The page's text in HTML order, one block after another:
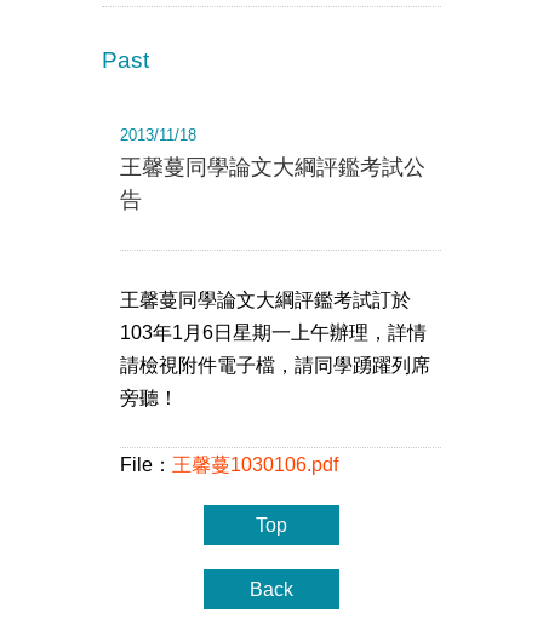
Past
2013/11/18
王馨蔓同學論文大綱評鑑考試公
告
王馨蔓同學論文大綱評鑑考試訂於
103年1月6日星期一上午辦理，詳情
請檢視附件電子檔，請同學踴躍列席
旁聽！
File： 王馨蔓1030106.pdf
Top
Back